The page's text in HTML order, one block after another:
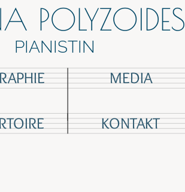
POLYZOIDES
PIANISTIN
MEDIA
KONTAKT